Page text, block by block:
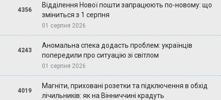
4356
Відділення Нової пошти запрацюють по-новому: що
зміниться з 1 серпня
01 серпня 2026
4243
Аномальна спека додасть проблем: українців
попередили про ситуацію зі світлом
01 серпня 2026
4019
Магніти, приховані розетки та підключення в обхід
лічильників: як на Вінниччині крадуть